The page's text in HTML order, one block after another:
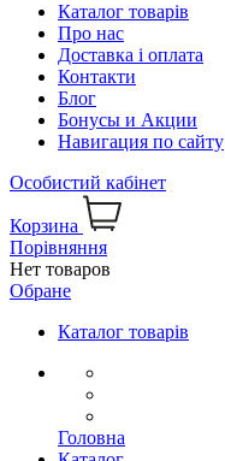
Каталог товарів
Про нас
Доставка і оплата
Контакти
Блог
Бонусы и Акции
Навигация по сайту
Особистий кабінет
Корзина
Порівняння
Нет товаров
Обране
Каталог товарів
Головна